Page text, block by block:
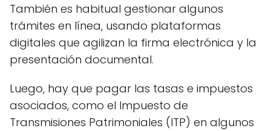
También es habitual gestionar algunos
trámites en línea, usando plataformas
digitales que agilizan la firma electrónica y la
presentación documental.
Luego, hay que pagar las tasas e impuestos
asociados, como el Impuesto de
Transmisiones Patrimoniales (ITP) en algunos